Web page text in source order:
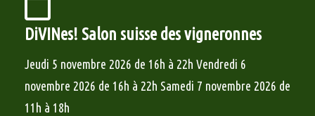
DiVINes! Salon suisse des vigneronnes
Jeudi 5 novembre 2026 de 16h à 22h Vendredi 6
novembre 2026 de 16h à 22h Samedi 7 novembre 2026 de
11h à 18h